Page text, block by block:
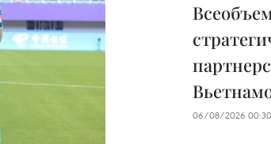
06/08/2026 00:30